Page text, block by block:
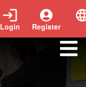
Register
Login